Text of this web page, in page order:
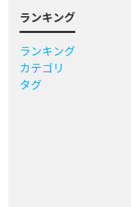
ランキング
ランキング
カテゴリ
タグ